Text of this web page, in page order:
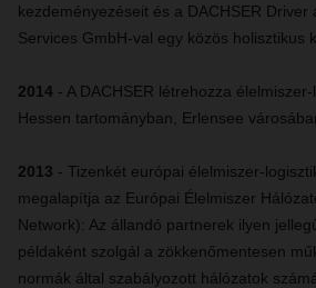
kezdeményezéseit és a DACHSER Driver
Services GmbH-val egy közös holisztikus
2014 - A DACHSER létrehozza
Hessen tartományban, Erlensee
2013 - Tizenkét európai élelmiszer-
megalapítja az Európai Élelmiszer
Network): Az állandó partnerek ilyen
példaként szolgál a zökkenőmentesen
normák által szabályozott hálózatok